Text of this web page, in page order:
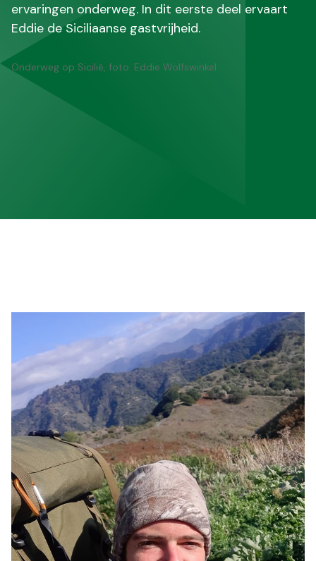
ervaringen onderweg. In dit eerste deel ervaart
Eddie de Siciliaanse gastvrijheid.
Onderweg op Sicilië, foto: Eddie Wolfswinkel